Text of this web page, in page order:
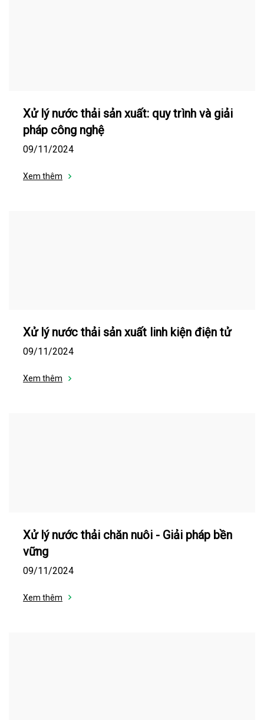
Xử lý nước thải sản xuất: quy trình và giải
pháp công nghệ
09/11/2024
Xem thêm
Xử lý nước thải sản xuất linh kiện điện tử
09/11/2024
Xem thêm
Xử lý nước thải chăn nuôi - Giải pháp bền
vững
09/11/2024
Xem thêm